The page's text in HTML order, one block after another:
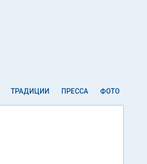
ТРАДИЦИИ ПРЕССА ФОТО